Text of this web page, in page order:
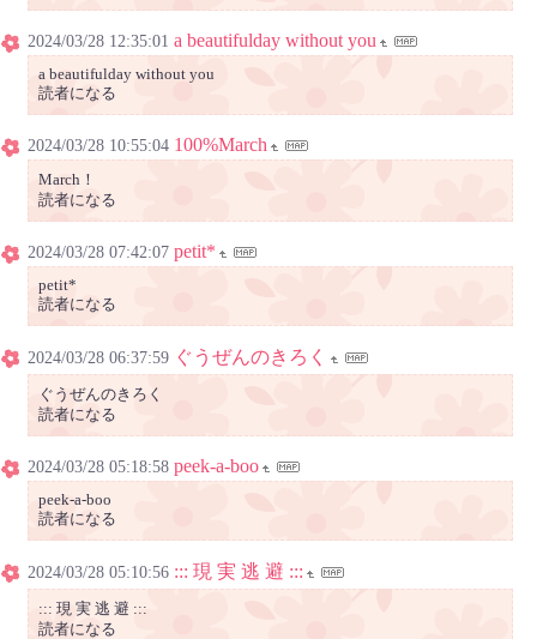
2024/03/28 12:35:01 a beautifulday without you
a beautifulday without you
読者になる
2024/03/28 10:55:04 100%March
March！
読者になる
2024/03/28 07:42:07 petit*
petit*
読者になる
2024/03/28 06:37:59 ぐうぜんのきろく
ぐうぜんのきろく
読者になる
2024/03/28 05:18:58 peek-a-boo
peek-a-boo
読者になる
2024/03/28 05:10:56 ::: 現 実 逃 避 :::
::: 現 実 逃 避 :::
読者になる